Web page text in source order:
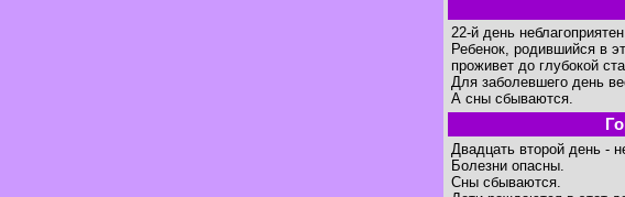
22-й день
Ребенок, родившийся в
проживет до глубокой
Для заболевшего день
А сны сбываются.
Двадцать второй день -
Болезни опасны.
Сны сбываются.